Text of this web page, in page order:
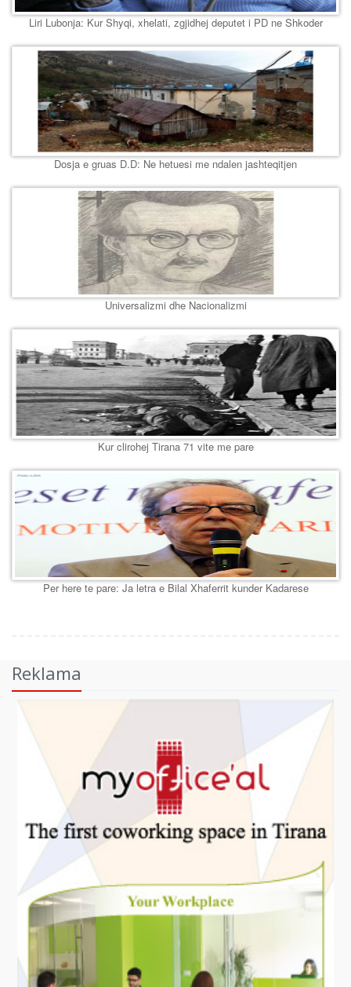
Liri Lubonja: Kur Shyqi, xhelati, zgjidhej deputet i PD ne Shkoder
Dosja e gruas D.D: Ne hetuesi me ndalen jashteqitjen
Universalizmi dhe Nacionalizmi
Kur clirohej Tirana 71 vite me pare
Per here te pare: Ja letra e Bilal Xhaferrit kunder Kadarese
Reklama